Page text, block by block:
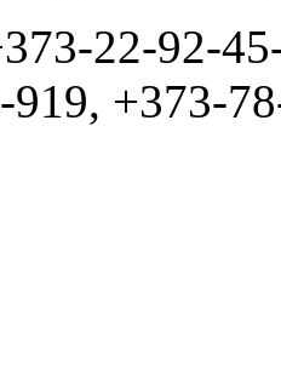
22-92-
919, +373-